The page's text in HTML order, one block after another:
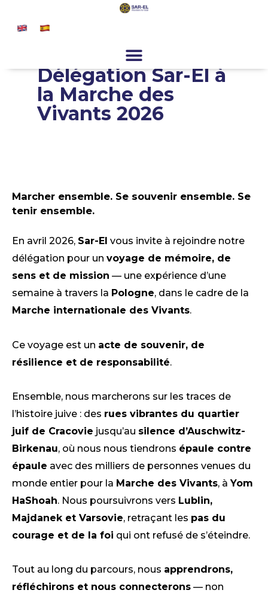
Rejoignez-nous
Actualités et presse
Délégation Sar-El à
la Marche des
Vivants 2026
Marcher ensemble. Se souvenir ensemble. Se
tenir ensemble.
En avril 2026, Sar-El vous invite à rejoindre notre
délégation pour un voyage de mémoire, de
sens et de mission — une expérience d’une
semaine à travers la Pologne, dans le cadre de la
Marche internationale des Vivants.
Ce voyage est un acte de souvenir, de
résilience et de responsabilité.
Ensemble, nous marcherons sur les traces de
l’histoire juive : des rues vibrantes du quartier
juif de Cracovie jusqu’au silence d’Auschwitz-
Birkenau, où nous nous tiendrons épaule contre
épaule avec des milliers de personnes venues du
monde entier pour la Marche des Vivants, àYom
HaShoah. Nous poursuivrons vers Lublin,
Majdanek et Varsovie, retraçant les pas du
courage et de la foi qui ont refusé de s’éteindre.
Tout au long du parcours, nous apprendrons,
réfléchirons et nous connecterons — non